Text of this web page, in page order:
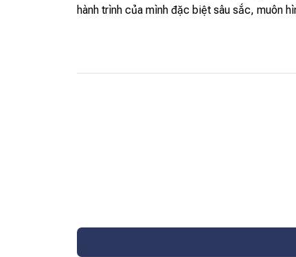
hành trình của mình đặc biệt sâu sắc, muôn